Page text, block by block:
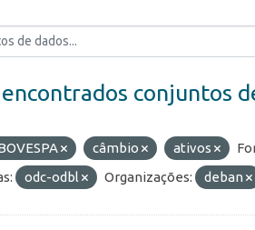
conjuntos
câmbio ativos
odc-odbl Organizações: deban